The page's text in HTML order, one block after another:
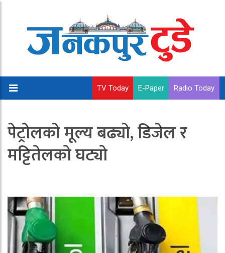
TV Today E-Paper Radio Today
पेट्रोलको मूल्य बढ्यो, डिजेल र
मट्टितेलको घट्यो